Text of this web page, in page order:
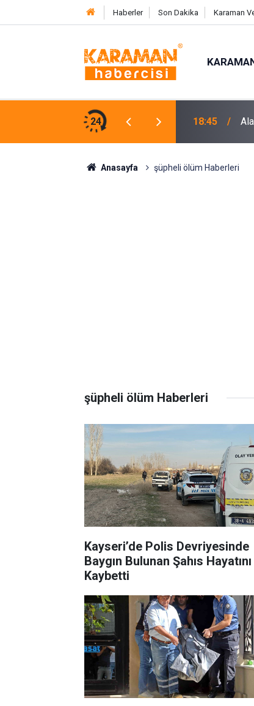
Haberler Son Dakika Karaman
24
Nefes Kesen Kurtarma Operasyonu 18:45
Anasayfa şüpheli ölüm Haberleri
şüpheli ölüm Haberleri
Kayseri’de Polis Devriyesinde
Baygın Bulunan Şahıs Hayatını
Kaybetti